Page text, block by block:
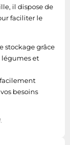
il dispose de
faciliter le
stockage grâce
légumes et
besoins